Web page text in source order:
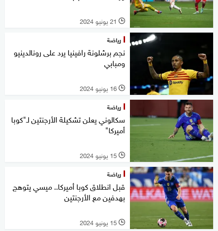
l 21 يونيو 2024
رياضة
نجم برشلونة رافينيا يرد على رونالدينيو
ومبابي
l 16 يونيو 2024
رياضة
سكالوني يعلن تشكيلة الأرجنتين لـ"كوبا
أميركا"
l 15 يونيو 2024
رياضة
قبل انطلاق كوبا أميركا.. ميسي يتوهج
بهدفين مع الأرجنتين
l 15 يونيو 2024